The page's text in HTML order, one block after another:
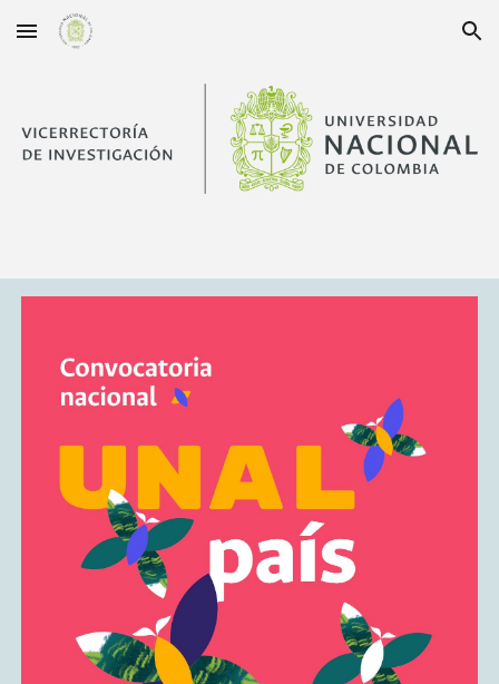
Skip to main content Skip to navigation